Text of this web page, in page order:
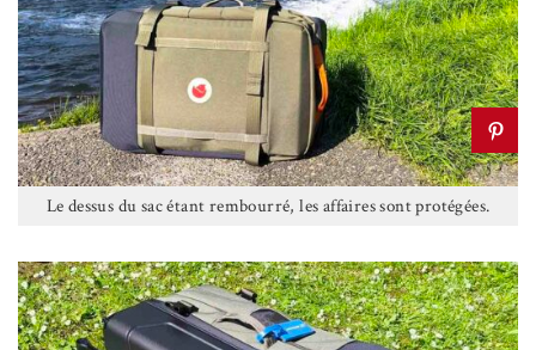
Le dessus du sac étant rembourré, les affaires sont protégées.